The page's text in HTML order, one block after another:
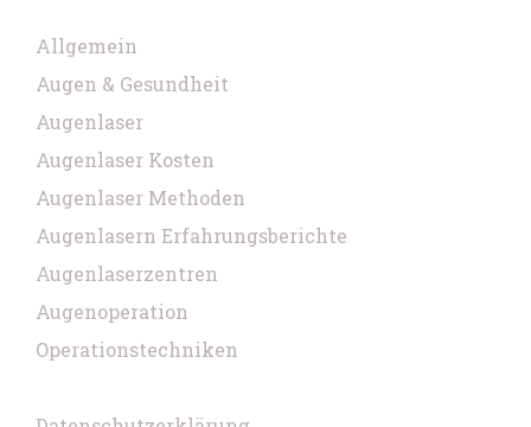
Allgemein
Augen & Gesundheit
Augenlaser
Augenlaser Kosten
Augenlaser Methoden
Augenlasern Erfahrungsberichte
Augenlaserzentren
Augenoperation
Operationstechniken